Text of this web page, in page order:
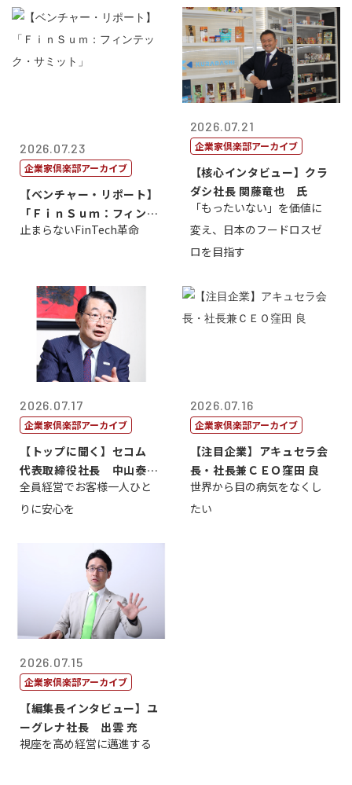
2026.07.23
企業家倶楽部アーカイブ
【ベンチャー・リポート】
「ＦｉｎＳｕｍ：フィンテ
ック・サミッ...
止まらないFinTech革命
2026.07.21
企業家倶楽部アーカイブ
【核心インタビュー】クラ
ダシ社長 関藤竜也 氏
「もったいない」を価値に
変え、日本のフードロスゼ
ロを目指す
2026.07.17
企業家倶楽部アーカイブ
【トップに聞く】セコム
代表取締役社長 中山泰
男
全員経営でお客様一人ひと
りに安心を
2026.07.16
企業家倶楽部アーカイブ
【注目企業】アキュセラ会
長・社長兼ＣＥＯ窪田 良
世界から目の病気をなくし
たい
2026.07.15
企業家倶楽部アーカイブ
【編集長インタビュー】ユ
ーグレナ社長 出雲 充
視座を高め経営に邁進する